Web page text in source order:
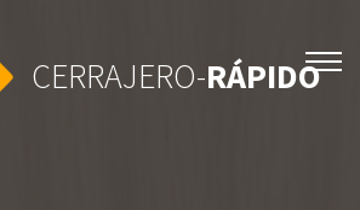
CERRAJERO-RÁPIDO